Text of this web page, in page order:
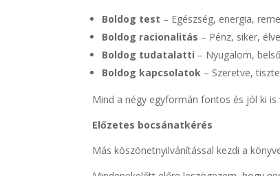
Boldog test – Egészség, energia,
Boldog racionalitás – Pénz, siker,
Boldog tudatalatti – Nyugalom,
Boldog kapcsolatok – Szeretve,
Mind a négy egyformán fontos és jól ki
Előzetes bocsánatkérés
Más köszönetnyilvánítással kezdi a